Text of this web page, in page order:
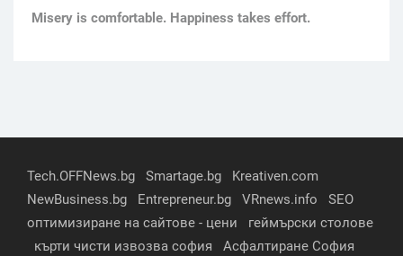
Мisery is comfortable. Happiness takes effort.
Tech.OFFNews.bg Smartage.bg
Kreativen.com
NewBusiness.bg
Entrepreneur.bg VRnews.info
SEO
оптимизиране на сайтове - цени
геймърски столове
кърти чисти извозва софия
Асфалтиране София